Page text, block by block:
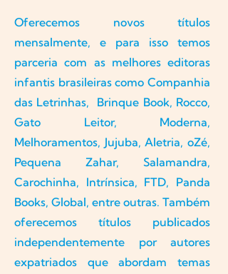
Oferecemos novos títulos
mensalmente, e para isso temos
parceria com as melhores editoras
infantis brasileiras como Companhia
das Letrinhas, Brinque Book, Rocco,
Gato Leitor, Moderna,
Melhoramentos, Jujuba, Aletria, oZé,
Pequena Zahar, Salamandra,
Carochinha, Intrínsica, FTD, Panda
Books, Global, entre outras. Também
oferecemos títulos publicados
independentemente por autores
expatriados que abordam temas